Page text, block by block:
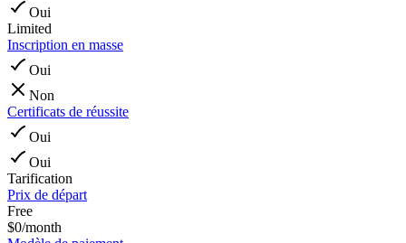
Oui
Limited
Inscription en masse
Oui
Non
Certificats de réussite
Oui
Oui
Tarification
Prix de départ
Free
$0/month